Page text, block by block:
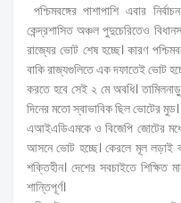
পশ্চিমবঙ্গের পাশাপাশি এবার
কেন্দ্রশাসিত অঞ্চল পুদুচেরিতেও
রাজ্যের ভোট শেষ হচ্ছে। কারণ
বাকি রাজ্যগুলিতে এক দফাতেই ভোট
করতে হবে সেই ২ মে অবধি।
দিনের মতো স্বাভাবিক ছিল ভোটের
এআইএডিএমকে ও বিজেপি জোটের
আসনে ভোট হচ্ছে। কেরলে মূল লড়াই
শক্তিহীন। দেশের সবচাইতে শিক্ষিত
শান্তিপূর্ণ।